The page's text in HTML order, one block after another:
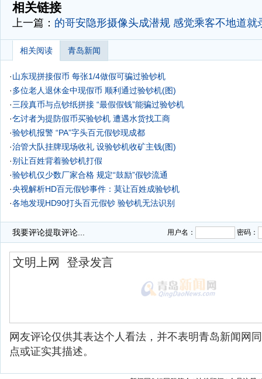
相关链接
上一篇： 的哥安隐形摄像头成潜规 感觉乘客不地道就
相关阅读 青岛新闻
·山东现拼接假币 每张1/4做假可骗过验钞机
·多位老人退休金中现假币 顺利通过验钞机(图)
·三段真币与点钞纸拼接 “最假假钱”能骗过验钞机
·乞讨者为提防假币买验钞机 遭遇水货找工商
·验钞机报警 “PA”字头百元假钞现成都
·治管大队挂牌现场收礼 设验钞机收矿主钱(图)
·别让百姓背着验钞机打假
·验钞机仅少数厂家合格 规定“鼓励”假钞流通
·央视解析HD百元假钞事件：莫让百姓成验钞机
·各地发现HD90打头百元假钞 验钞机无法识别
我要评论提取评论... 用户名： 密码：
网友评论仅供其表达个人看法，并不表明青岛新闻网
点或证实其描述。